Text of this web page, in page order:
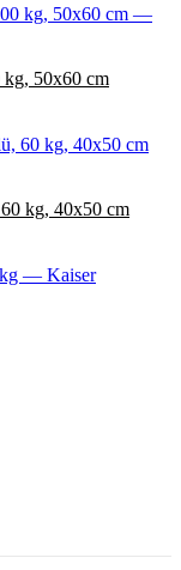
kg, 50x60 cm
kg, 40x50 cm